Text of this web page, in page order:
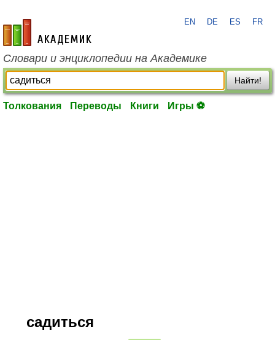
academic.ru
EN DE ES FR
Словари и энциклопедии на Академике
Найти!
Толкования Переводы Книги Игры ⚽
садиться